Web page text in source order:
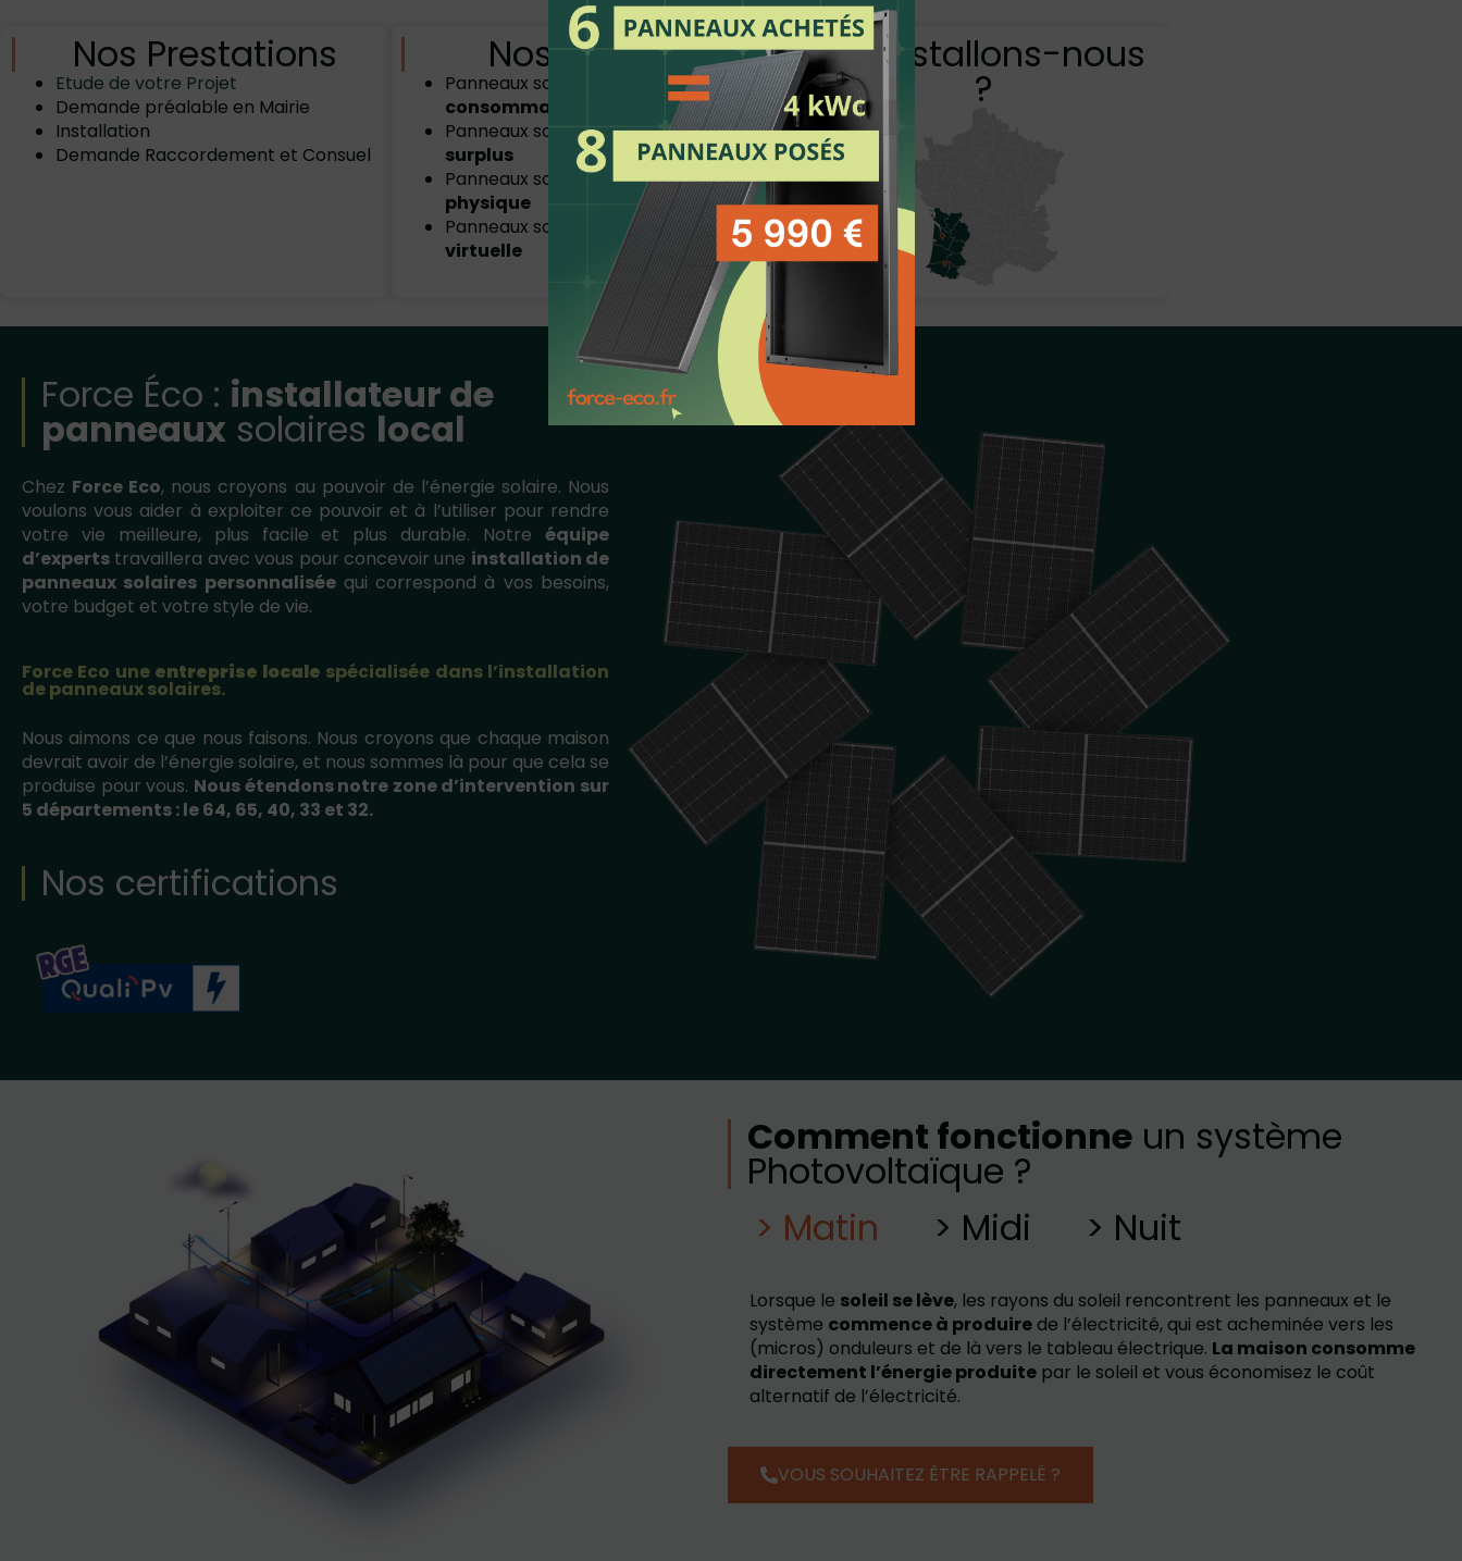
Nos Prestations
Etude de votre Projet
Demande préalable en Mairie
Installation
Demande Raccordement et Consuel
Nos Produits
Panneaux solaires
consommation
Panneaux solaires enrevente de
surplus
Panneaux solaires avecbatteries
physique
Panneaux solaires avec
batterie
virtuelle
Où installons-nous
?
Force Éco : installateur de
panneaux solaires local
Chez Force Eco, nous croyons au pouvoir de l’énergie solaire. Nous
voulons vous aider à exploiter ce pouvoir et à l’utiliser pour rendre
votre vie meilleure, plus facile et plus durable. Notre équipe
d’experts travaillera avec vous pour concevoir une installation de
panneaux solaires personnaliséequi correspond à vos besoins,
votre budget et votre style de vie.
Force Eco une entreprise locale spécialisée dans l’installation
de panneaux solaires.
Nous aimons ce que nous faisons. Nous croyons que chaque maison
devrait avoir de l’énergie solaire, et nous sommes là pour que cela se
produise pour vous. Nous étendons notre zone d’intervention sur
5 départements : le 64, 65, 40, 33 et 32.
Nos certifications
Comment fonctionne un système
Photovoltaïque ?
> Matin
> Midi > Nuit
Lorsque le soleil se lève, les rayons du soleil rencontrent les panneaux et le
système commence à produire de l’électricité, qui est acheminée vers les
(micros) onduleurs et de là vers le tableau électrique. La maison consomme
directement l’énergie produite par le soleil et vous économisez le coût
alternatif de l’électricité.
VOUS SOUHAITEZ ÊTRE RAPPELÉ ?